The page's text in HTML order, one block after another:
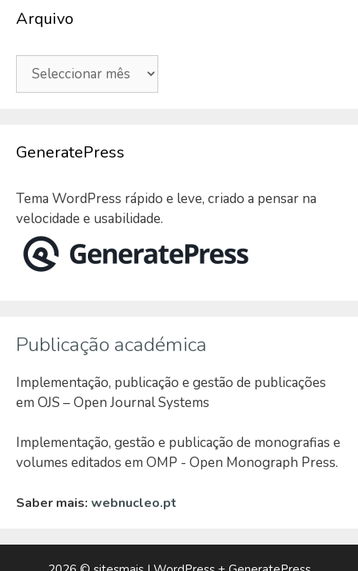
Arquivo
Arquivo
GeneratePress
Tema WordPress rápido e leve, criado a pensar na
velocidade e usabilidade.
Publicação académica
Implementação, publicação e gestão de publicações
em OJS – Open Journal Systems
Implementação, gestão e publicação de monografias e
volumes editados em OMP - Open Monograph Press.
Saber mais: webnucleo.pt